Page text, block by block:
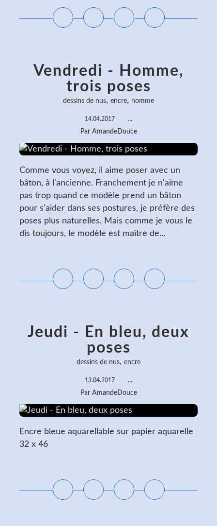
Vendredi - Homme,
trois poses
dessins de nus, encre, homme
14.04.2017 …
Par AmandeDouce
Comme vous voyez, il aime poser avec un
bâton, à l'ancienne. Franchement je n'aime
pas trop quand ce modèle prend un bâton
pour s'aider dans ses postures, je préfère des
poses plus naturelles. Mais comme je vous le
dis toujours, le modèle est maître de...
Jeudi - En bleu, deux
poses
dessins de nus, encre
13.04.2017 …
Par AmandeDouce
Encre bleue aquarellable sur papier aquarelle
32 x 46